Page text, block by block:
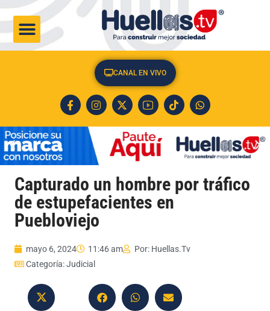
CANAL EN VIVO
Capturado un hombre por tráfico
de estupefacientes en
Puebloviejo
mayo 6, 2024 11:46 am Por: Huellas.Tv
Categoría:Judicial